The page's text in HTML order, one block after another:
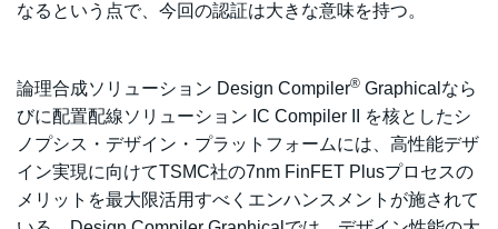
なるという点で、今回の認証は大きな意味を持つ。
論理合成ソリューション Design Compiler® Graphicalなら
びに配置配線ソリューション IC Compiler II を核としたシ
ノプシス・デザイン・プラットフォームには、高性能デザ
イン実現に向けてTSMC社の7nm FinFET Plusプロセスの
メリットを最大限活用すべくエンハンスメントが施されて